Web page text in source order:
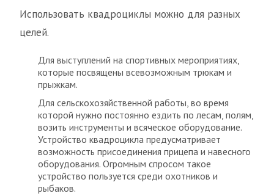
Использовать квадроциклы можно для разных
целей.
Для выступлений на спортивных мероприятиях,
которые посвящены всевозможным трюкам и
прыжкам.
Для сельскохозяйственной работы, во время
которой нужно постоянно ездить по лесам, полям,
возить инструменты и всяческое оборудование.
Устройство квадроцикла предусматривает
возможность присоединения прицепа и навесного
оборудования. Огромным спросом такое
устройство пользуется среди охотников и
рыбаков.